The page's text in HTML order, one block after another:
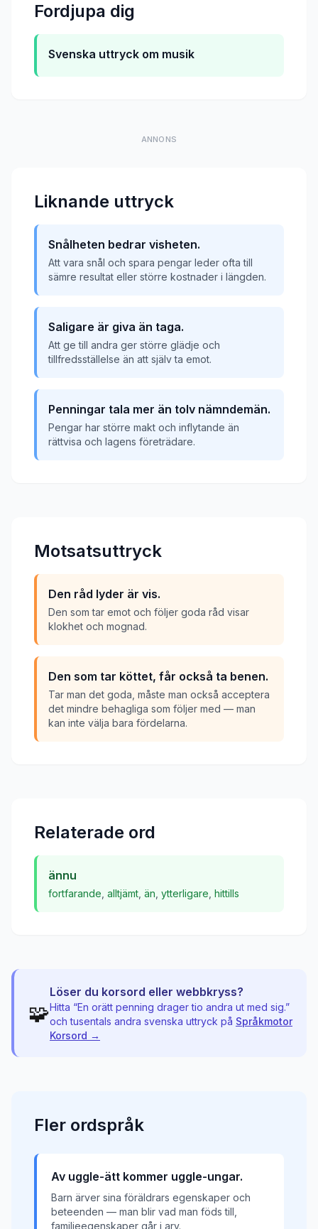
Fordjupa dig
Svenska uttryck om musik
ANNONS
Liknande uttryck
Snålheten bedrar visheten.
Att vara snål och spara pengar leder ofta till
sämre resultat eller större kostnader i längden.
Saligare är giva än taga.
Att ge till andra ger större glädje och
tillfredsställelse än att själv ta emot.
Penningar tala mer än tolv nämndemän.
Pengar har större makt och inflytande än
rättvisa och lagens företrädare.
Motsatsuttryck
Den råd lyder är vis.
Den som tar emot och följer goda råd visar
klokhet och mognad.
Den som tar köttet, får också ta benen.
Tar man det goda, måste man också acceptera
det mindre behagliga som följer med — man
kan inte välja bara fördelarna.
Relaterade ord
ännu
fortfarande alltjämt än ytterligare hittills
🧩
Löser du korsord eller webbkryss?
Hitta “En orätt penning drager tio andra ut med sig.”
och tusentals andra svenska uttryck på Språkmotor
Korsord →
Fler ordspråk
Av uggle-ätt kommer uggle-ungar.
Barn ärver sina föräldrars egenskaper och
beteenden — man blir vad man föds till,
familjeegenskaper går i arv.